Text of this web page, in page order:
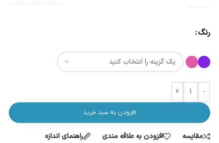
رنگ
-
+
افزودن به سبد خرید
مقایسه افزودن به علاقه مندی راهنمای اندازه